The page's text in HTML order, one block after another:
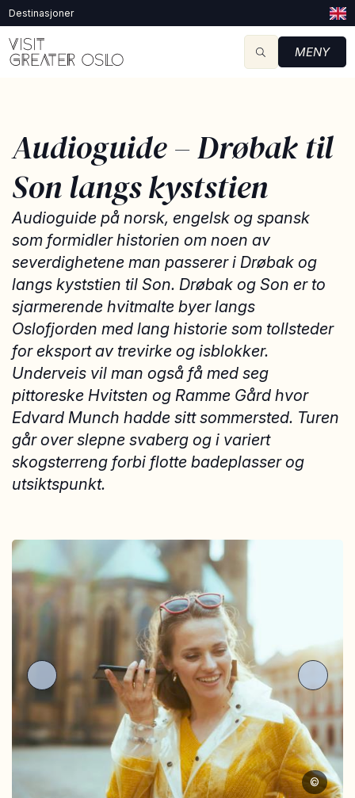
Destinasjoner
MENY
Audioguide – Drøbak til
Son langs kyststien
Audioguide på norsk, engelsk og spansk
som formidler historien om noen av
severdighetene man passerer i Drøbak og
langs kyststien til Son. Drøbak og Son er to
sjarmerende hvitmalte byer langs
Oslofjorden med lang historie som tollsteder
for eksport av trevirke og isblokker.
Underveis vil man også få med seg
pittoreske Hvitsten og Ramme Gård hvor
Edvard Munch hadde sitt sommersted. Turen
går over slepne svaberg og i variert
skogsterreng forbi flotte badeplasser og
utsiktspunkt.
©